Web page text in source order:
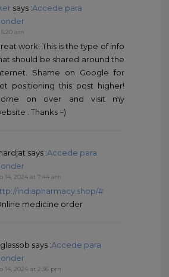
says :Accede para
am
work! This is the type of info
should be shared around the
Shame on Google for
positioning this post higher!
on over and visit my
. Thanks =)
says :Accede para
14, 2024 at 7:44 am
indiapharmacy.shop/#
medicine order
says :Accede para
14, 2024 at 2:36 pm